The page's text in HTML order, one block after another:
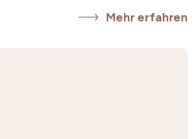
Mehr erfahren